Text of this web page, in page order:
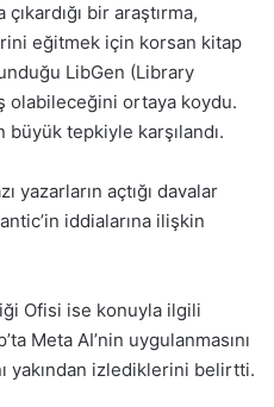
bir araştırma,
eğitmek için korsan kitap
LibGen (Library
olabileceğini ortaya koydu.
büyük tepkiyle karşılandı.
yazarların açtığı davalar
iddialarına ilişkin
Ofisi ise konuyla ilgili
Meta AI’nin uygulanmasını
yakından izlediklerini belirtti.